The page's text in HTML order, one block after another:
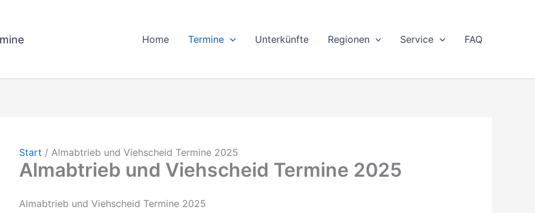
Home Termine Unterkünfte Regionen Service FAQ
Start Almabtrieb und Viehscheid Termine 2025
Almabtrieb und Viehscheid Termine 2025
Almabtrieb und Viehscheid Termine 2025